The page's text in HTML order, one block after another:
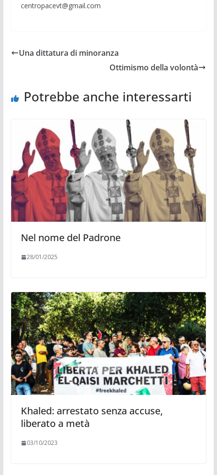
centropacevt@gmail.com
Una dittatura di minoranza
Ottimismo della volontà
Potrebbe anche interessarti
Nel nome del Padrone
28/01/2025
Khaled: arrestato senza accuse,
liberato a metà
03/10/2023